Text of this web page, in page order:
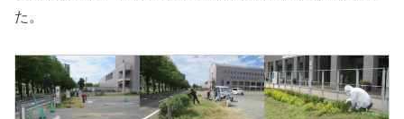
た。